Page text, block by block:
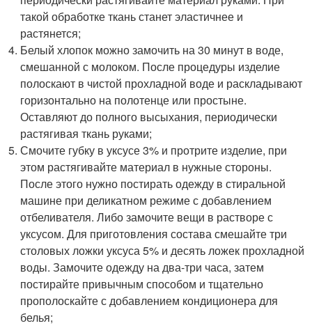
такой обработке ткань станет эластичнее и
растянется;
Белый хлопок можно замочить на 30 минут в воде,
смешанной с молоком. После процедуры изделие
полоскают в чистой прохладной воде и раскладывают
горизонтально на полотенце или простыне.
Оставляют до полного высыхания, периодически
растягивая ткань руками;
Смочите губку в уксусе 3% и протрите изделие, при
этом растягивайте материал в нужные стороны.
После этого нужно постирать одежду в стиральной
машине при деликатном режиме с добавлением
отбеливателя. Либо замочите вещи в растворе с
уксусом. Для приготовления состава смешайте три
столовых ложки уксуса 5% и десять ложек прохладной
воды. Замочите одежду на два-три часа, затем
постирайте привычным способом и тщательно
прополоскайте с добавлением кондиционера для
белья;